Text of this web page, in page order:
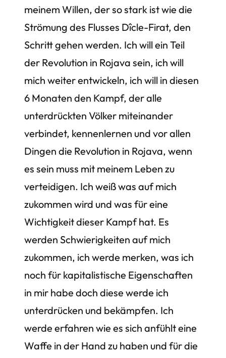
meinem Willen, der so stark ist wie die
Strömung des Flusses Dîcle-Firat, den
Schritt gehen werden. Ich will ein Teil
der Revolution in Rojava sein, ich will
mich weiter entwickeln, ich will in diesen
6 Monaten den Kampf, der alle
unterdrückten Völker miteinander
verbindet, kennenlernen und vor allen
Dingen die Revolution in Rojava, wenn
es sein muss mit meinem Leben zu
verteidigen. Ich weiß was auf mich
zukommen wird und was für eine
Wichtigkeit dieser Kampf hat. Es
werden Schwierigkeiten auf mich
zukommen, ich werde merken, was ich
noch für kapitalistische Eigenschaften
in mir habe doch diese werde ich
unterdrücken und bekämpfen. Ich
werde erfahren wie es sich anfühlt eine
Waffe in der Hand zu haben und für die